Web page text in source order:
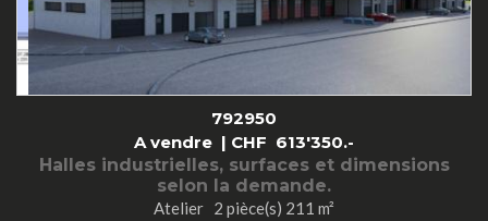
792950
A vendre | CHF 613'350.-
Halles industrielles, surfaces et dimensions
selon la demande.
Atelier 2 pièce(s) 211 m²